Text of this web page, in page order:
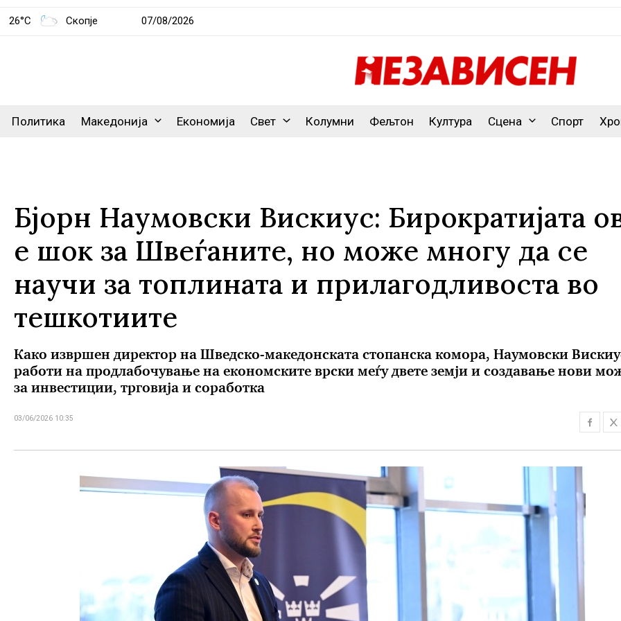
26°C Скопје 07/08/2026
Политика Македонија Економија Свет Колумни Фељтон Култура Сцена Спорт
Бјорн Наумовски Вискиус: Бирократијата
е шок за Швеѓаните, но може многу да се
научи за топлината и прилагодливоста во
тешкотиите
Како извршен директор на Шведско-македонската стопанска комора, Наумовски
работи на продлабочување на економските врски меѓу двете земји и создавање нови
за инвестиции, трговија и соработка
03/06/2026 10:35